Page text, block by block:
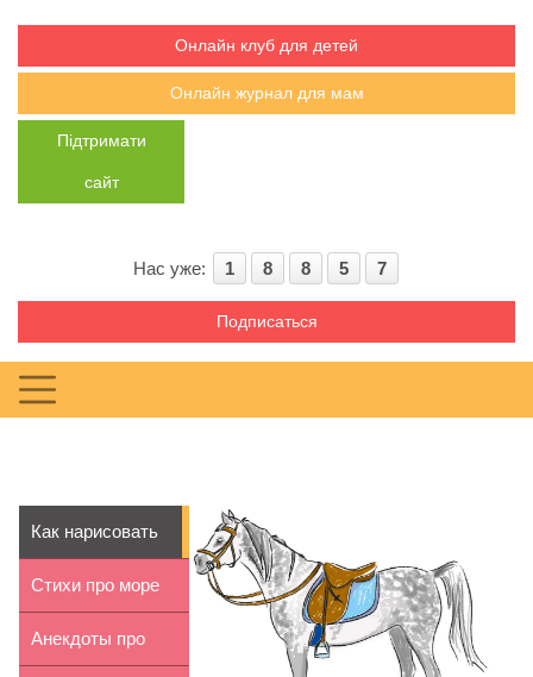
Онлайн клуб для детей
Онлайн журнал для мам
Підтримати
сайт
Нас уже: 1 8 8 5 7
Подписаться
Как нарисовать
лошадь поэтапно
Стихи про море
для детей 5-6 лет
Анекдоты про